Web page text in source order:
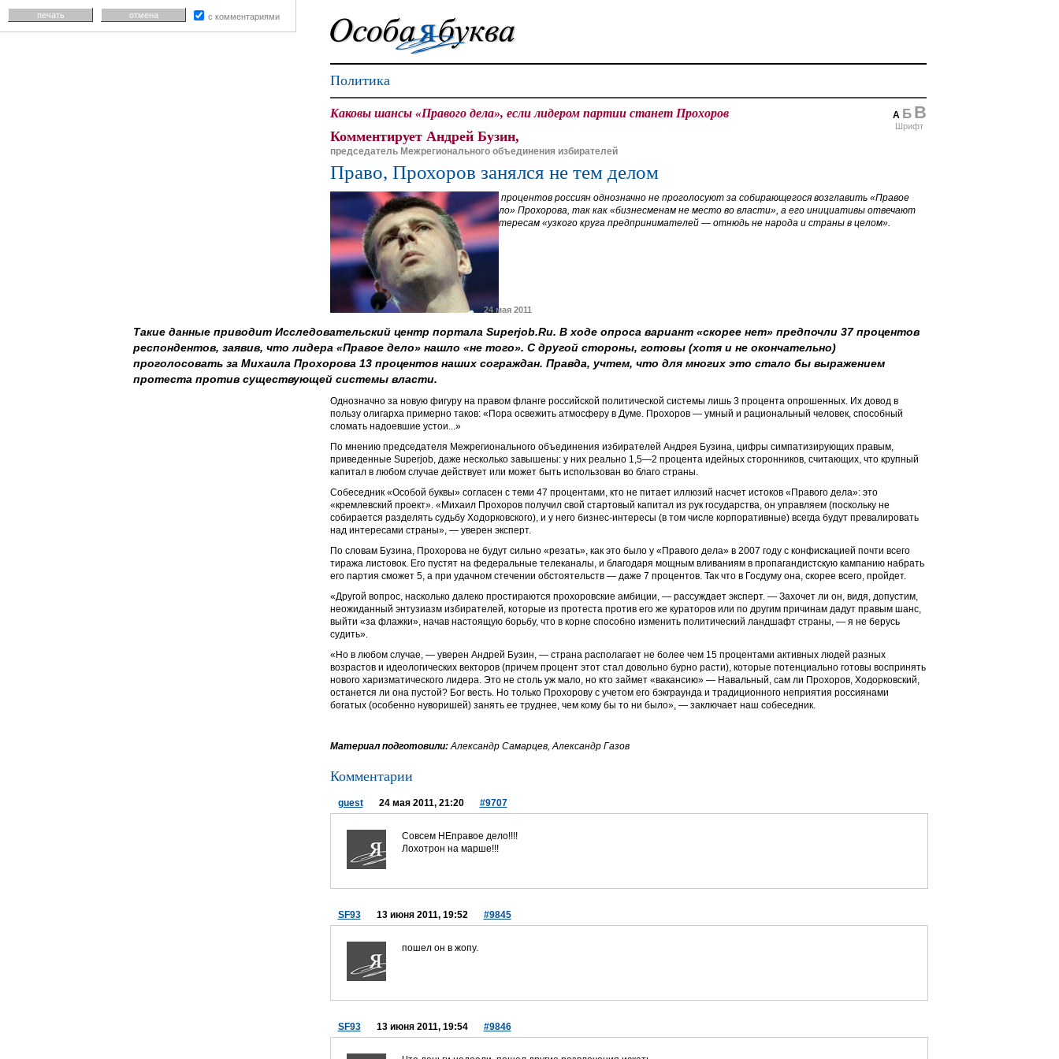
Политика
А Б В
Шрифт
Каковы шансы «Правого дела», если лидером партии станет Прохоров
Комментирует Андрей Бузин,
председатель Межрегионального объединения избирателей
Право, Прохоров занялся не тем делом
47 процентов россиян однозначно не проголосуют за собирающегося возглавить «Правое
дело» Прохорова, так как «бизнесменам не место во власти», а его инициативы отвечают
интересам «узкого круга предпринимателей — отнюдь не народа и страны в целом».
24 мая 2011
Такие данные приводит Исследовательский центр портала Superjob.Ru. В ходе опроса вариант «скорее нет» предпочли 37 процентов
респондентов, заявив, что лидера «Правое дело» нашло «не того». С другой стороны, готовы (хотя и не окончательно)
проголосовать за Михаила Прохорова 13 процентов наших сограждан. Правда, учтем, что для многих это стало бы выражением
протеста против существующей системы власти.
Однозначно за новую фигуру на правом фланге российской политической системы лишь 3 процента опрошенных. Их довод в
пользу олигарха примерно таков: «Пора освежить атмосферу в Думе. Прохоров — умный и рациональный человек, способный
сломать надоевшие устои...»
По мнению председателя Межрегионального объединения избирателей Андрея Бузина, цифры симпатизирующих правым,
приведенные Superjob, даже несколько завышены: у них реально 1,5—2 процента идейных сторонников, считающих, что крупный
капитал в любом случае действует или может быть использован во благо страны.
Собеседник «Особой буквы» согласен с теми 47 процентами, кто не питает иллюзий насчет истоков «Правого дела»: это
«кремлевский проект». «Михаил Прохоров получил свой стартовый капитал из рук государства, он управляем (поскольку не
собирается разделять судьбу Ходорковского), и у него бизнес-интересы (в том числе корпоративные) всегда будут превалировать
над интересами страны», — уверен эксперт.
По словам Бузина, Прохорова не будут сильно «резать», как это было у «Правого дела» в 2007 году с конфискацией почти всего
тиража листовок. Его пустят на федеральные телеканалы, и благодаря мощным вливаниям в пропагандистскую кампанию набрать
его партия сможет 5, а при удачном стечении обстоятельств — даже 7 процентов. Так что в Госдуму она, скорее всего, пройдет.
«Другой вопрос, насколько далеко простираются прохоровские амбиции, — рассуждает эксперт. — Захочет ли он, видя, допустим,
неожиданный энтузиазм избирателей, которые из протеста против его же кураторов или по другим причинам дадут правым шанс,
выйти «за флажки», начав настоящую борьбу, что в корне способно изменить политический ландшафт страны, — я не берусь
судить».
«Но в любом случае, — уверен Андрей Бузин, — страна располагает не более чем 15 процентами активных людей разных
возрастов и идеологических векторов (причем процент этот стал довольно бурно расти), которые потенциально готовы воспринять
нового харизматического лидера. Это не столь уж мало, но кто займет «вакансию» — Навальный, сам ли Прохоров, Ходорковский,
останется ли она пустой? Бог весть. Но только Прохорову с учетом его бэкграунда и традиционного неприятия россиянами
богатых (особенно нуворишей) занять ее труднее, чем кому бы то ни было», — заключает наш собеседник.
Материал подготовили:Александр Самарцев, Александр Газов
Комментарии
guest 24 мая 2011, 21:20 #9707
Совсем НЕправое дело!!!!
Лохотрон на марше!!!
SF93 13 июня 2011, 19:52 #9845
пошел он в жопу.
SF93 13 июня 2011, 19:54 #9846
печать отмена с комментариями